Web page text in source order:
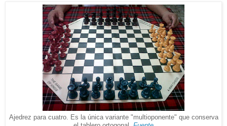
Ajedrez para cuatro. Es la única variante "multioponente" que conserva